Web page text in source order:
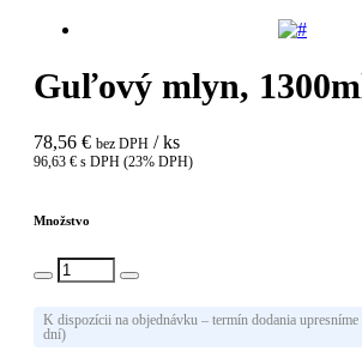
Guľový mlyn,
78,56 € bez DPH / ks
96,63 € s DPH (23% DPH)
Množstvo
K dispozícii na objednávku – termín dodania
dní)